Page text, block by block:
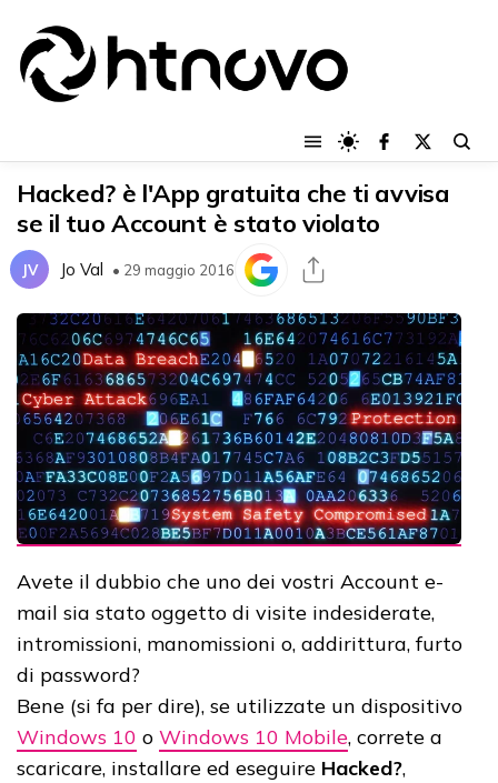
Hacked? è l'App gratuita che ti avvisa
se il tuo Account è stato violato
JV Jo Val • 29 maggio 2016
Avete il dubbio che uno dei vostri Account e-
mail sia stato oggetto di visite indesiderate,
intromissioni, manomissioni o, addirittura, furto
di password?
Bene (si fa per dire), se utilizzate un dispositivo
Windows 10 o Windows 10 Mobile, correte a
scaricare, installare ed eseguire Hacked?,